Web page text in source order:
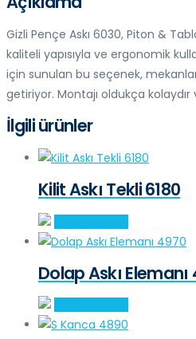
Gizli Pençe Askı 6030, Piton &
kaliteli yapısıyla ve ergonomik
için sunulan bu seçenek,
getiriyor. Montajı oldukça
İlgili ürünler
Kilit Askı Tekli 6180
Dolap Askı Elemanı